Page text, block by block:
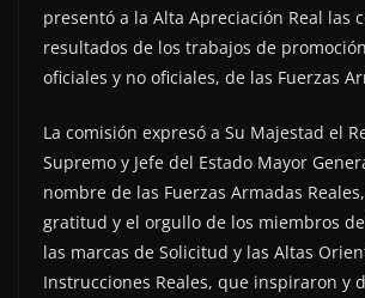
presentó a la Alta Apreciación Real las
resultados de los trabajos de
oficiales y no oficiales, de las Fuerzas
La comisión expresó a Su Majestad el
Supremo y Jefe del Estado Mayor
nombre de las Fuerzas Armadas
gratitud y el orgullo de los miembros
las marcas de Solicitud y las Altas
Instrucciones Reales, que inspiraron y